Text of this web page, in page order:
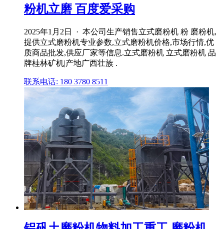
粉机立磨 百度爱采购
2025年1月2日 · 本公司生产销售立式磨粉机 粉 磨粉机,
提供立式磨粉机专业参数,立式磨粉机价格,市场行情,优
质商品批发,供应厂家等信息.立式磨粉机 立式磨粉机 品
牌桂林矿机|产地广西壮族 .
联系电话: 180 3780 8511